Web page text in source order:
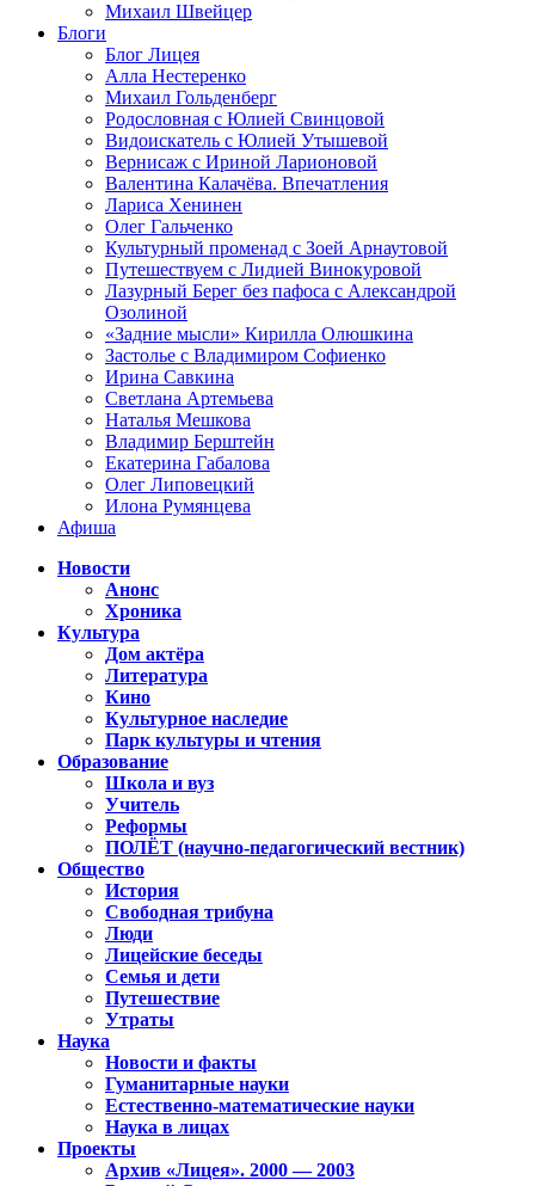
Михаил Швейцер
Блоги
Блог Лицея
Алла Нестеренко
Михаил Гольденберг
Родословная с Юлией Свинцовой
Видоискатель с Юлией Утышевой
Вернисаж с Ириной Ларионовой
Валентина Калачёва. Впечатления
Лариса Хенинен
Олег Гальченко
Культурный променад с Зоей Арнаутовой
Путешествуем с Лидией Винокуровой
Лазурный Берег без пафоса с Александрой
Озолиной
«Задние мысли» Кирилла Олюшкина
Застолье с Владимиром Софиенко
Ирина Савкина
Светлана Артемьева
Наталья Мешкова
Владимир Берштейн
Екатерина Габалова
Олег Липовецкий
Илона Румянцева
Афиша
Новости
Анонс
Хроника
Культура
Дом актёра
Литература
Кино
Культурное наследие
Парк культуры и чтения
Образование
Школа и вуз
Учитель
Реформы
ПОЛЁТ (научно-педагогический вестник)
Общество
История
Свободная трибуна
Люди
Лицейские беседы
Семья и дети
Путешествие
Утраты
Наука
Новости и факты
Гуманитарные науки
Естественно-математические науки
Наука в лицах
Проекты
Архив «Лицея». 2000 — 2003